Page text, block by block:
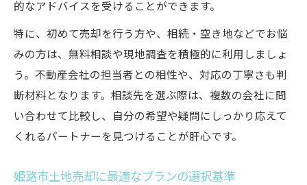
的なアドバイスを受けることができます。
特に、初めて売却を行う方や、相続・空き地などでお悩
みの方は、無料相談や現地調査を積極的に利用しましょ
う。不動産会社の担当者との相性や、対応の丁寧さも判
断材料となります。相談先を選ぶ際は、複数の会社に問
い合わせて比較し、自分の希望や疑問にしっかり応えて
くれるパートナーを見つけることが肝心です。
姫路市土地売却に最適なプランの選択基準